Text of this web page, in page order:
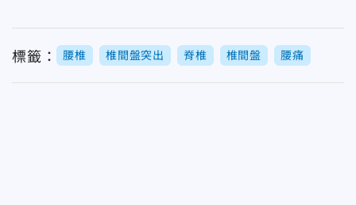
標籤： 腰椎 椎間盤突出 脊椎 椎間盤 腰痛